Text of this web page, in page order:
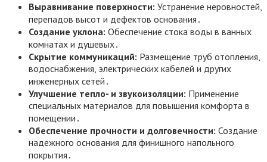
Выравнивание поверхности: Устранение неровностей,
перепадов высот и дефектов основания․
Создание уклона: Обеспечение стока воды в ванных
комнатах и душевых․
Скрытие коммуникаций: Размещение труб отопления,
водоснабжения, электрических кабелей и других
инженерных сетей․
Улучшение тепло- и звукоизоляции: Применение
специальных материалов для повышения комфорта в
помещении․
Обеспечение прочности и долговечности: Создание
надежного основания для финишного напольного
покрытия․